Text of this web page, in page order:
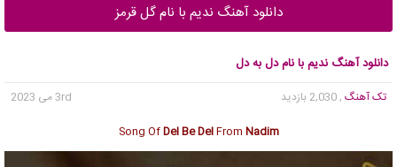
دانلود آهنگ ندیم با نام گل قرمز
دانلود آهنگ ندیم با نام دل به دل
تک آهنگ , 2,030 بازدید
3rd می 2023
Song OfDel Be DelFrom Nadim